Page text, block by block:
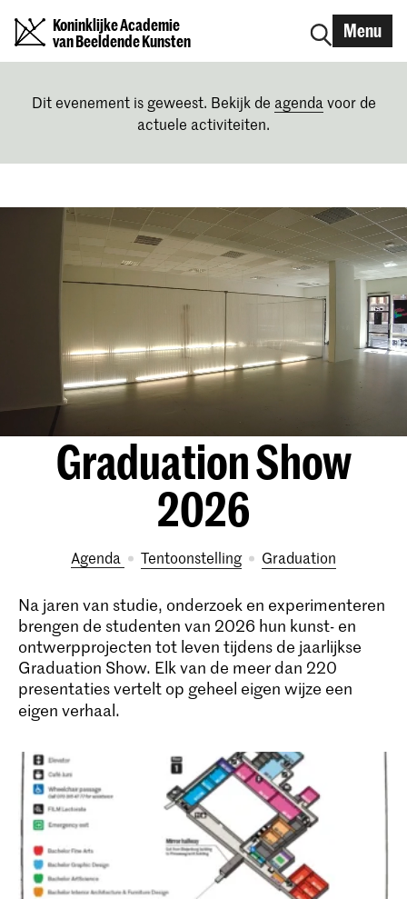
Koninklijke Academie
van Beeldende Kunsten
Menu
Dit evenement is geweest. Bekijk de agenda voor de
actuele activiteiten.
Graduation Show
2026
Agenda tentoonstelling Graduation
Na jaren van studie, onderzoek en experimenteren
brengen de studenten van 2026 hun kunst- en
ontwerpprojecten tot leven tijdens de jaarlijkse
Graduation Show. Elk van de meer dan 220
presentaties vertelt op geheel eigen wijze een
eigen verhaal.